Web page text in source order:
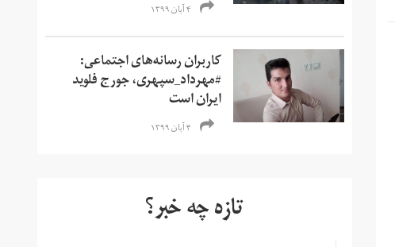
۴ آبان ۱۳۹۹
کاربران رسانه‌های اجتماعی:
#مهرداد_سپهری، جورج فلوید
ایران است
۴ آبان ۱۳۹۹
تازه چه خبر؟